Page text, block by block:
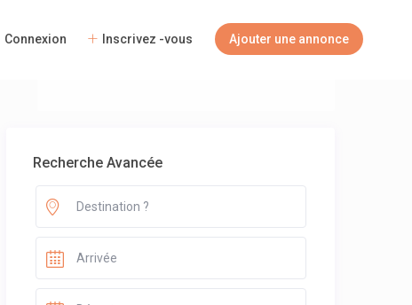
Connexion Inscrivez -vous Ajouter une annonce
Recherche Avancée